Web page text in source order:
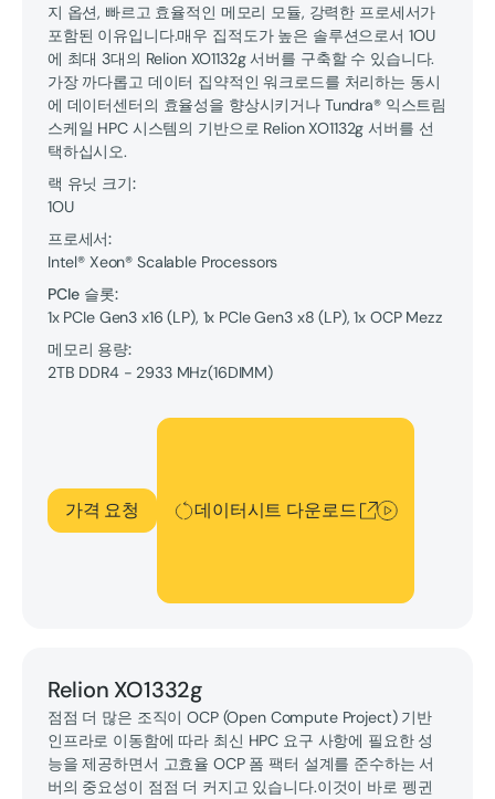
지 옵션, 빠르고 효율적인 메모리 모듈, 강력한 프로세서가
포함된 이유입니다.매우 집적도가 높은 솔루션으로서 1OU
에 최대 3대의 Relion XO1132g 서버를 구축할 수 있습니다.
가장 까다롭고 데이터 집약적인 워크로드를 처리하는 동시
에 데이터센터의 효율성을 향상시키거나 Tundra® 익스트림
스케일 HPC 시스템의 기반으로 Relion XO1132g 서버를 선
택하십시오.
랙 유닛 크기:
1OU
프로세서:
Intel® Xeon® Scalable Processors
PCIe 슬롯:
1x PCIe Gen3 x16 (LP), 1x PCIe Gen3 x8 (LP), 1x OCP Mezz
메모리 용량:
2TB DDR4 - 2933 MHz(16DIMM)
가격 요청 데이터시트 다운로드
데이터시트 다운로드
Relion XO1332g
점점 더 많은 조직이 OCP (Open Compute Project) 기반
인프라로 이동함에 따라 최신 HPC 요구 사항에 필요한 성
능을 제공하면서 고효율 OCP 폼 팩터 설계를 준수하는 서
버의 중요성이 점점 더 커지고 있습니다.이것이 바로 펭귄